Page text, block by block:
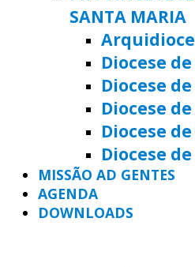
SANTA MARIA
Diocese
Diocese
Diocese
Diocese
Diocese
MISSÃO AD GENTES
AGENDA
DOWNLOADS